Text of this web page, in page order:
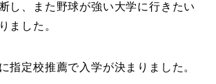
し、また野球が強い大学に行きたい
ました。
指定校推薦で入学が決まりました。